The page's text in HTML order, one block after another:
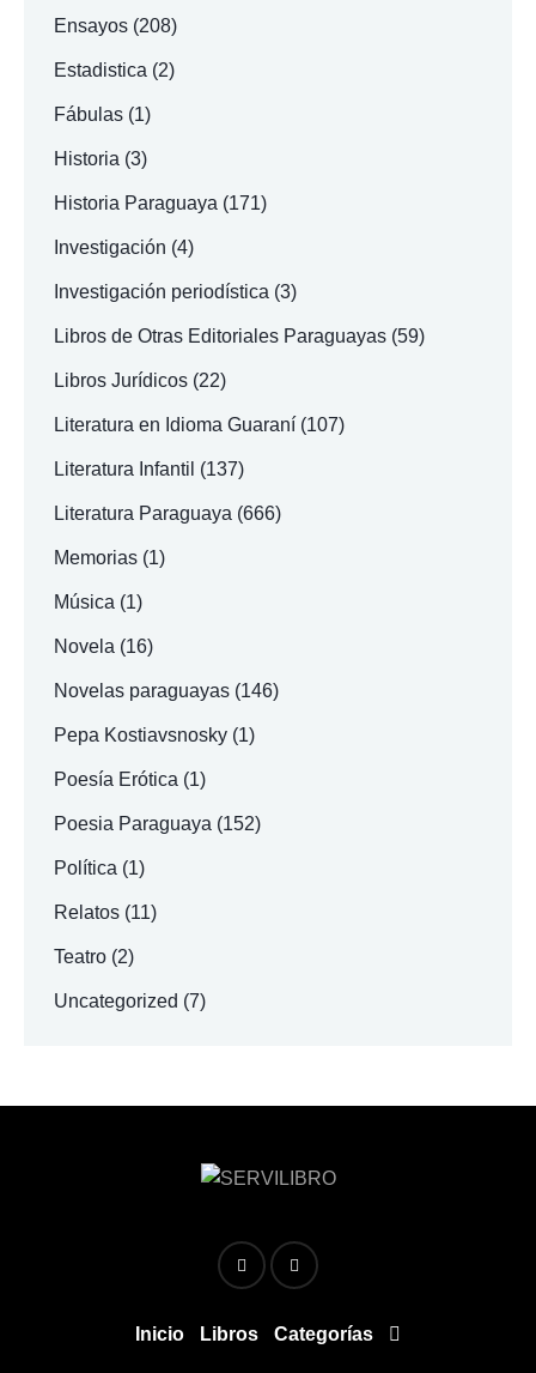
Ensayos (208)
Estadistica (2)
Fábulas (1)
Historia (3)
Historia Paraguaya (171)
Investigación (4)
Investigación periodística (3)
Libros de Otras Editoriales Paraguayas (59)
Libros Jurídicos (22)
Literatura en Idioma Guaraní (107)
Literatura Infantil (137)
Literatura Paraguaya (666)
Memorias (1)
Música (1)
Novela (16)
Novelas paraguayas (146)
Pepa Kostiavsnosky (1)
Poesía Erótica (1)
Poesia Paraguaya (152)
Política (1)
Relatos (11)
Teatro (2)
Uncategorized (7)
Inicio Libros Categorías